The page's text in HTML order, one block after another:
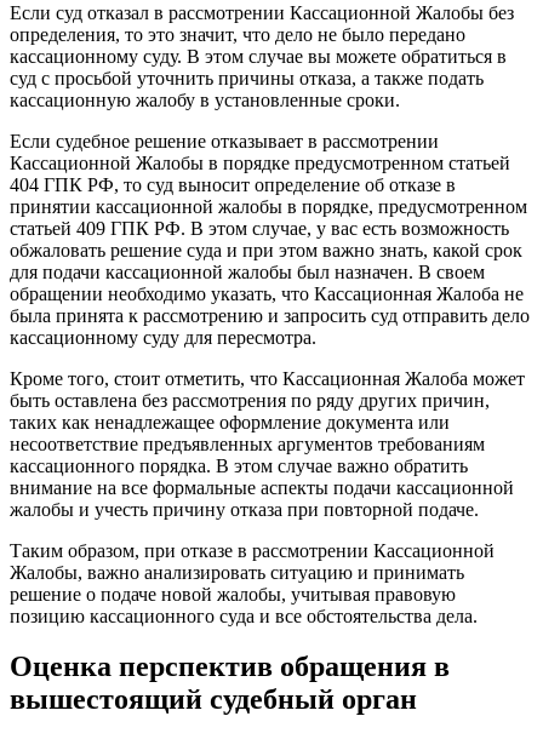
Если суд отказал в рассмотрении Кассационной Жалобы без
определения, то это значит, что дело не было передано
кассационному суду. В этом случае вы можете обратиться в
суд с просьбой уточнить причины отказа, а также подать
кассационную жалобу в установленные сроки.
Если судебное решение отказывает в рассмотрении
Кассационной Жалобы в порядке предусмотренном статьей
404 ГПК РФ, то суд выносит определение об отказе в
принятии кассационной жалобы в порядке, предусмотренном
статьей 409 ГПК РФ. В этом случае, у вас есть возможность
обжаловать решение суда и при этом важно знать, какой срок
для подачи кассационной жалобы был назначен. В своем
обращении необходимо указать, что Кассационная Жалоба не
была принята к рассмотрению и запросить суд отправить дело
кассационному суду для пересмотра.
Кроме того, стоит отметить, что Кассационная Жалоба может
быть оставлена без рассмотрения по ряду других причин,
таких как ненадлежащее оформление документа или
несоответствие предъявленных аргументов требованиям
кассационного порядка. В этом случае важно обратить
внимание на все формальные аспекты подачи кассационной
жалобы и учесть причину отказа при повторной подаче.
Таким образом, при отказе в рассмотрении Кассационной
Жалобы, важно анализировать ситуацию и принимать
решение о подаче новой жалобы, учитывая правовую
позицию кассационного суда и все обстоятельства дела.
Оценка перспектив обращения в
вышестоящий судебный орган